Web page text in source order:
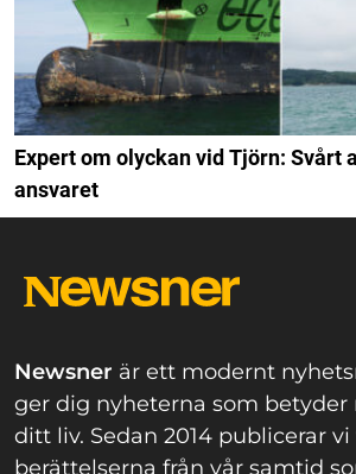
Expert om olyckan vid Tjörn: Svårt
ansvaret
Newsner är ett modernt
ger dig nyheterna som betyder
ditt liv. Sedan 2014 publicerar
berättelserna från vår samtid